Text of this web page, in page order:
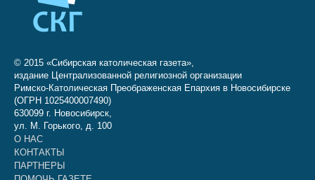
© 2015 «Сибирская католическая газета»,
издание Централизованной религиозной организации
Римско-Католическая Преображенская Епархия в Новосибирске
(ОГРН 1025400007490)
630099 г. Новосибирск,
ул. М. Горького, д. 100
О НАС
КОНТАКТЫ
ПАРТНЕРЫ